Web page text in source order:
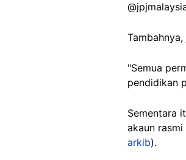
"Semua
pendidikan
Sementara
akaun rasmi
arkib).